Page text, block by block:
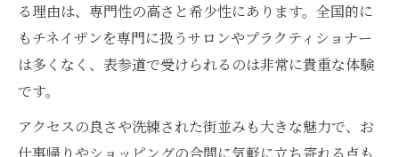
る理由は、専門性の高さと希少性にあります。全国的に
もチネイザンを専門に扱うサロンやプラクティショナー
は多くなく、表参道で受けられるのは非常に貴重な体験
です。
アクセスの良さや洗練された街並みも大きな魅力で、お